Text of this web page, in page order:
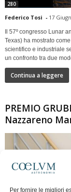
Per fornire le migliori
280
Federico Tosi - 17
Il 57º congresso Lunar
Texas) ha mostrato
scientifico e industriale
un confronto tra due
Continua a leggere
PREMIO
Nazzareno